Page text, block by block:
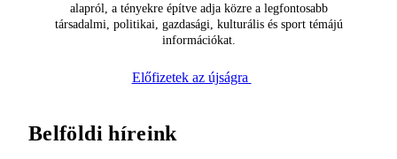
alapról, a tényekre építve adja közre a legfontosabb
társadalmi, politikai, gazdasági, kulturális és sport témájú
információkat.
Előfizetek az újságra
Belföldi híreink